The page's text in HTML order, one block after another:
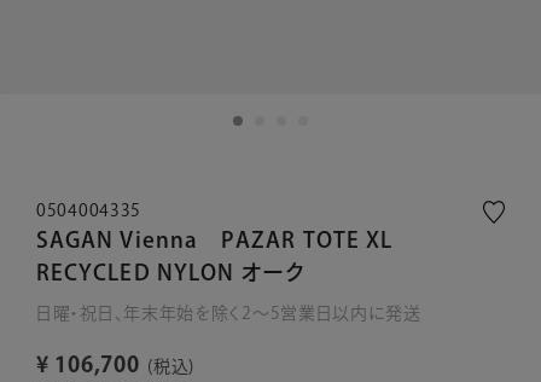
0504004335
SAGAN Vienna PAZAR TOTE XL
RECYCLED NYLON オーク
日曜・祝日、年末年始を除く2～5営業日以内に発送
¥ 106,700
税込